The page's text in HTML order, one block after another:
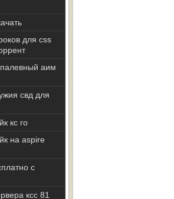
для css
аим
свд для
кс го
на aspire
с
ксс 81